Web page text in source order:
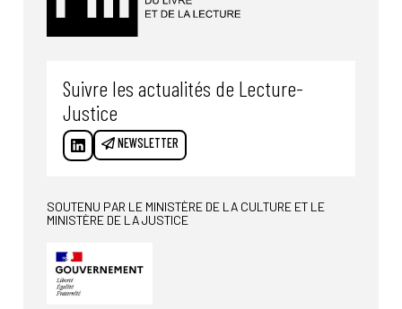
Suivre les actualités de Lecture-
Justice
NEWSLETTER
SOUTENU PAR LE MINISTÈRE DE LA CULTURE ET LE
MINISTÈRE DE LA JUSTICE